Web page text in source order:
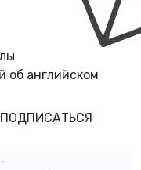
об английском
ПОДПИСАТЬСЯ